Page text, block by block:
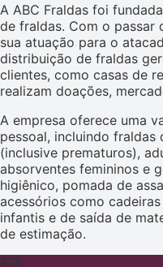
A ABC Fraldas foi
de fraldas. Com o passar
sua atuação para o
distribuição de fraldas
clientes, como casas de
realizam doações,
A empresa oferece uma
pessoal, incluindo fraldas
(inclusive prematuros),
absorventes femininos e
higiênico, pomada de
acessórios como
infantis e de saída de
de estimação.